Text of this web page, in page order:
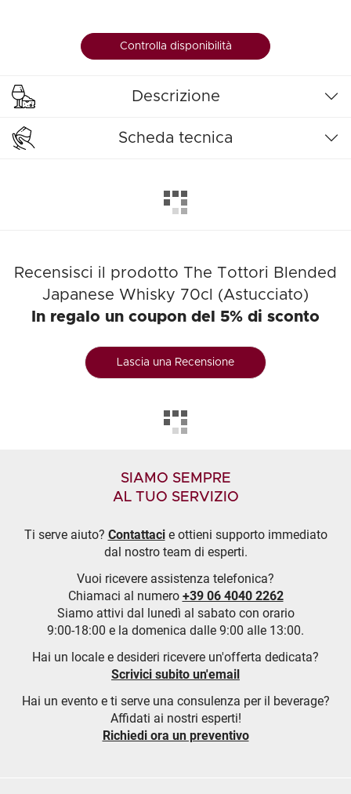
Controlla disponibilità
Descrizione
Scheda tecnica
Recensisci il prodotto The Tottori Blended
Japanese Whisky 70cl (Astucciato)
In regalo un coupon del 5% di sconto
Lascia una Recensione
SIAMO SEMPRE
AL TUO SERVIZIO
Ti serve aiuto? Contattacie ottieni supporto immediato
dal nostro team di esperti.
Vuoi ricevere assistenza telefonica?
Chiamaci al numero +39 06 4040 2262
Siamo attivi dal lunedì al sabato con orario
9:00-18:00 e la domenica dalle 9:00 alle 13:00.
Hai un locale e desideri ricevere un'offerta dedicata?
Scrivici subito un'email
Hai un evento e ti serve una consulenza per il beverage?
Affidati ai nostri esperti!
Richiedi ora un preventivo